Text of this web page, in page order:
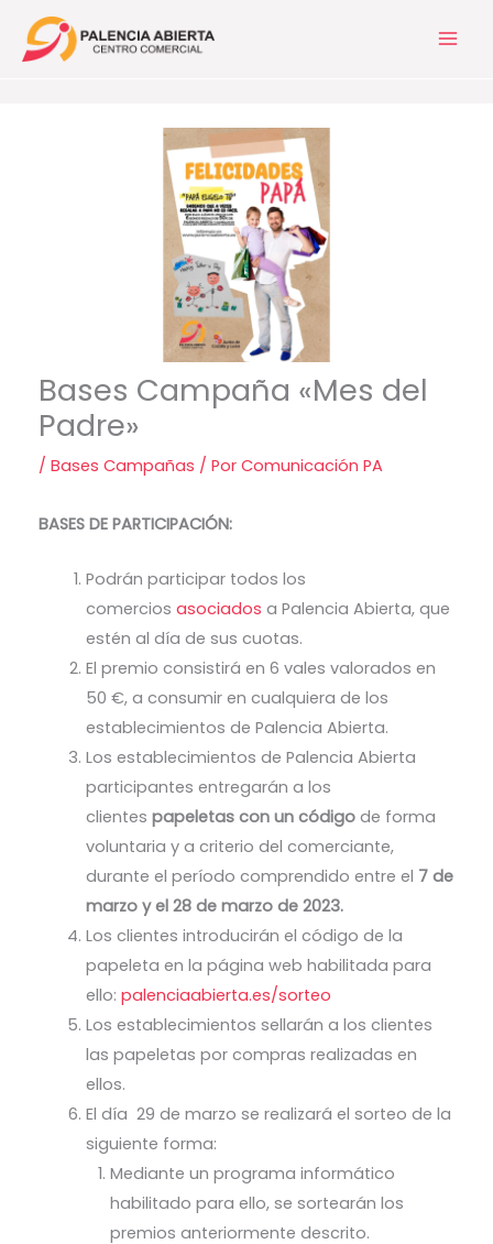
Bases Campaña «Mes del
Padre»
/ Bases Campañas / Por Comunicación PA
BASES DE PARTICIPACIÓN:
Podrán participar todos los
comerciosasociadosa Palencia Abierta, que
estén al día de sus cuotas.
El premio consistirá en 6 vales valorados en
50 €, a consumir en cualquiera de los
establecimientos de Palencia Abierta.
Los establecimientos de Palencia Abierta
participantes entregarán a los
clientespapeletas con un códigode forma
voluntaria y a criterio del comerciante,
durante el período comprendido entre el 7 de
marzo y el 28 de marzo de 2023.
Los clientes introducirán el código de la
papeleta en la página web habilitada para
ello:palenciaabierta.es/sorteo
Los establecimientos sellarán a los clientes
las papeletas por compras realizadas en
ellos.
El día 29 de marzo se realizará el sorteo de la
siguiente forma:
Mediante un programa informático
habilitado para ello, se sortearán los
premios anteriormente descrito.